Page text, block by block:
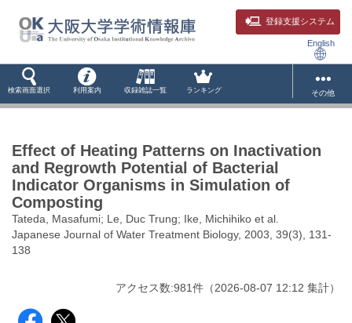
登録支援システム
English
検索画面選択 利用案内 収録雑誌一覧 ランキング その他
Effect of Heating Patterns on Inactivation
and Regrowth Potential of Bacterial
Indicator Organisms in Simulation of
Composting
Tateda, Masafumi; Le, Duc Trung; Ike, Michihiko et al.
Japanese Journal of Water Treatment Biology, 2003, 39(3), 131-
138
アクセス数:981件 （2026-08-07 12:12 集計）